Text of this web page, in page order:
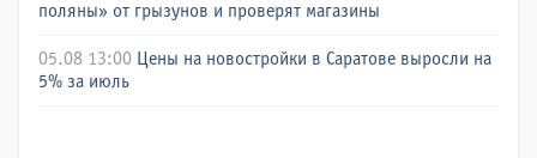
поляны» от грызунов и проверят магазины
05.08 13:00 Цены на новостройки в Саратове выросли на
5% за июль